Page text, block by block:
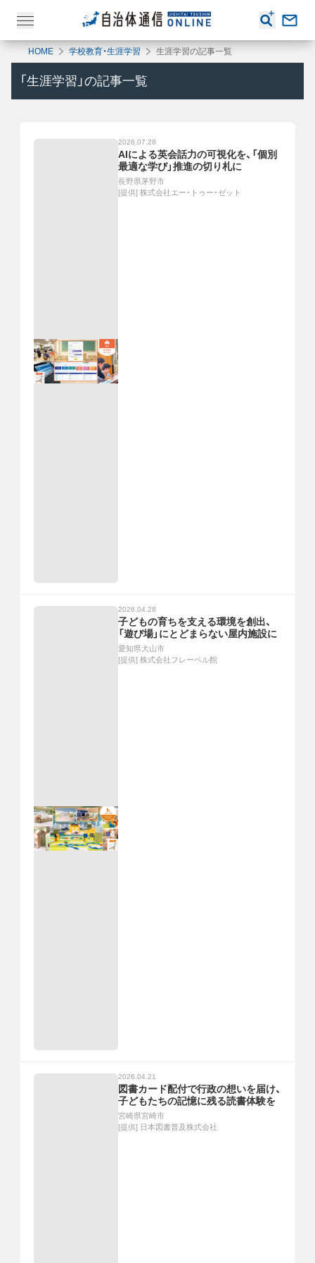
HOME 学校教育・生涯学習 生涯学習の記事一覧
「 生涯学習 」の記事一覧
2026.07.28
AIによる英会話力の可視化を、「個別
最適な学び」推進の切り札に
長野県茅野市
[提供] 株式会社エー・トゥー・ゼット
2026.04.28
子どもの育ちを支える環境を創出、
「遊び場」にとどまらない屋内施設に
愛知県犬山市
[提供] 株式会社フレーベル館
2026.04.21
図書カード配付で行政の想いを届け、
子どもたちの記憶に残る読書体験を
宮崎県宮崎市
[提供] 日本図書普及株式会社